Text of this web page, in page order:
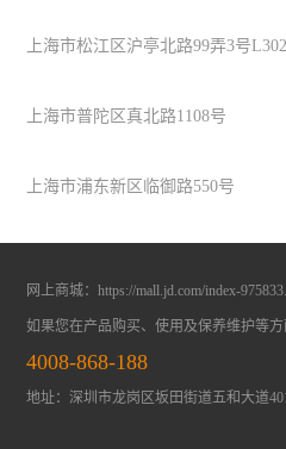
上海市松江区沪亭北路99弄3号
上海市普陀区真北路1108号
上海市浦东新区临御路550号
网上商城：https://mall.jd.com/index-
如果您在产品购买、使用及保养维护等
4008-868-188
地址：深圳市龙岗区坂田街道五和大道